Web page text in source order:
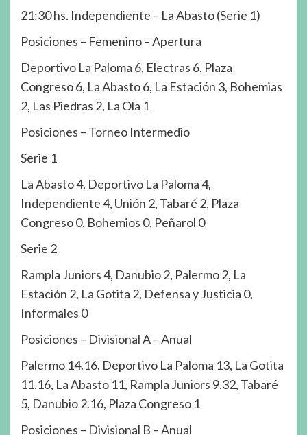
21:30 hs. Independiente – La Abasto (Serie 1)
Posiciones – Femenino – Apertura
Deportivo La Paloma 6, Electras 6, Plaza
Congreso 6, La Abasto 6, La Estación 3, Bohemias
2, Las Piedras 2, La Ola 1
Posiciones – Torneo Intermedio
Serie 1
La Abasto 4, Deportivo La Paloma 4,
Independiente 4, Unión 2, Tabaré 2, Plaza
Congreso 0, Bohemios 0, Peñarol 0
Serie 2
Rampla Juniors 4, Danubio 2, Palermo 2, La
Estación 2, La Gotita 2, Defensa y Justicia 0,
Informales 0
Posiciones – Divisional A – Anual
Palermo 14.16, Deportivo La Paloma 13, La Gotita
11.16, La Abasto 11, Rampla Juniors 9.32, Tabaré
5, Danubio 2.16, Plaza Congreso 1
Posiciones – Divisional B – Anual